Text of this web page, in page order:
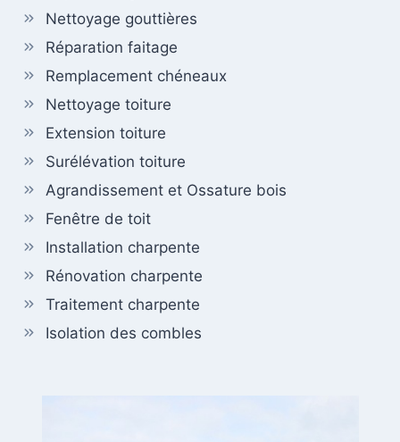
Nettoyage gouttières
Réparation faitage
Remplacement chéneaux
Nettoyage toiture
Extension toiture
Surélévation toiture
Agrandissement et Ossature bois
Fenêtre de toit
Installation charpente
Rénovation charpente
Traitement charpente
Isolation des combles